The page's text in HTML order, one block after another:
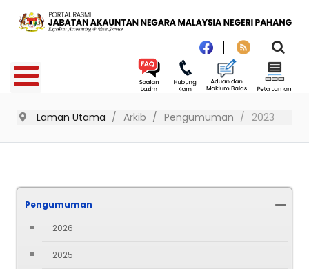
Laman Utama Arkib Pengumuman 2023
Pengumuman
2026
2025